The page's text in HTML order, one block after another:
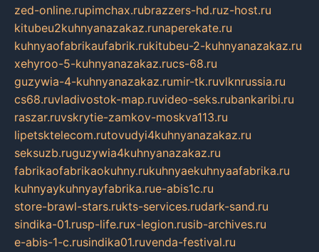
zed-online.rupimchax.rubrazzers-hd.ruz-host.ru
kitubeu2kuhnyanazakaz.runaperekate.ru
kuhnyaofabrikaufabrik.rukitubeu-2-kuhnyanazakaz.ru
xehyroo-5-kuhnyanazakaz.rucs-68.ru
guzywia-4-kuhnyanazakaz.rumir-tk.ruvlknrussia.ru
cs68.ruvladivostok-map.ruvideo-seks.rubankaribi.ru
raszar.ruvskrytie-zamkov-moskva113.ru
lipetsktelecom.rutovudyi4kuhnyanazakaz.ru
seksuzb.ruguzywia4kuhnyanazakaz.ru
fabrikaofabrikaokuhny.rukuhnyaekuhnyaafabrika.ru
kuhnyaykuhnyayfabrika.rue-abis1c.ru
store-brawl-stars.rukts-services.rudark-sand.ru
sindika-01.rusp-life.rux-legion.rusib-archives.ru
e-abis-1-c.rusindika01.ruvenda-festival.ru